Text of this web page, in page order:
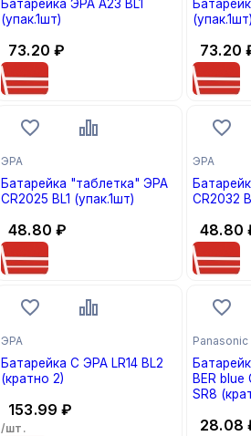
Батарейка ЭРА A23 BL1
(упак.1шт)
73.20 ₽ 73.20
ЭРА
Батарейка "таблетка" ЭРА
CR2025 BL1 (упак.1шт)
48.80 ₽
ЭРА
CR2032
48.80
ЭРА
Батарейка C ЭРА LR14 BL2
(кратно 2)
153.99 ₽
/шт.
Panasonic
BER
SR8
28.08